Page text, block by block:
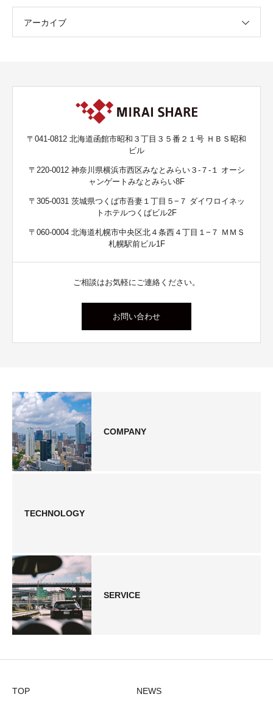
アーカイブ
〒041-0812 北海道函館市昭和３丁目３５番２１号 ＨＢＳ昭和
ビル
〒220-0012 神奈川県横浜市西区みなとみらい３-７-１ オーシ
ャンゲートみなとみらい8F
〒305-0031 茨城県つくば市吾妻１丁目５−７ ダイワロイネッ
トホテルつくばビル2F
〒060-0004 北海道札幌市中央区北４条西４丁目１−７ ＭＭＳ
札幌駅前ビル1F
ご相談はお気軽にご連絡ください。
お問い合わせ
COMPANY
TECHNOLOGY
SERVICE
TOP NEWS